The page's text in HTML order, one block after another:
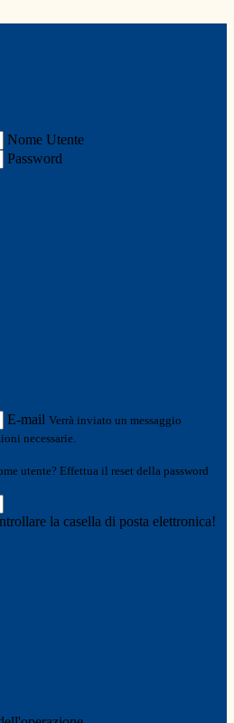
Nome Utente
Password
E-mail Verrà inviato un messaggio
necessarie.
utente? Effettua il reset della password
la casella di posta elettronica!